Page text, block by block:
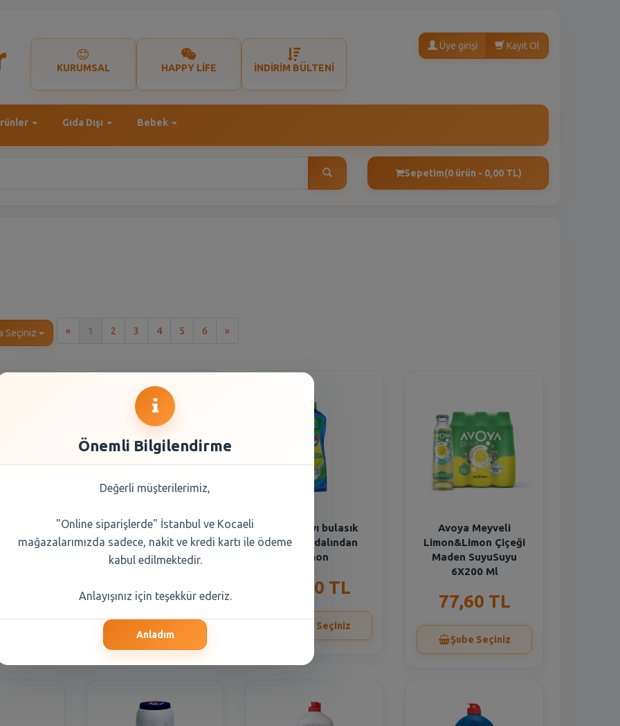
KURUMSAL HAPPY LİFE İNDİRİM BÜLTENİ
Üye girişi Kayıt Ol
Gıda Dışı Bebek
Sepetim(0 ürün - 0,00 TL)
Seçiniz « 1 2 3 4 5 6 »Son
Clin Cam Temizleyici
Limon 500 ml
177,50 TL
Bingo sıvı bulasık
1200 ml dalından
lımon
88,70 TL
Şube Seçiniz
Avoya Meyveli
Limon&Limon Çiçeği
Maden SuyuSuyu
6X200 Ml
77,60 TL
Şube Seçiniz
Önemli Bilgilendirme
Değerli müşterilerimiz,
"Online siparişlerde" İstanbul ve Kocaeli
mağazalarımızda sadece, nakit ve kredi kartı ile ödeme
kabul edilmektedir.
Anlayışınız için teşekkür ederiz.
Anladım